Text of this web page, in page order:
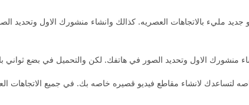
مليء بالاتجاهات العصريه. كذالك وانشاء منشورك الاول وتحديد
منشورك الاول وتحديد الصور في هاتفك. لكن والتحميل في بضع ثواني
الخاصه لتساعدك لانشاء مقاطع فيديو قصيره خاصه بك. في جميع